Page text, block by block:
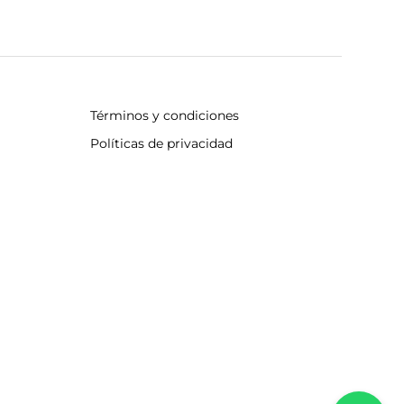
Términos y condiciones
Políticas de privacidad